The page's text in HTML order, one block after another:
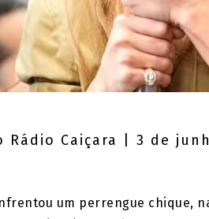
Rádio Caiçara | 3 de
um perrengue chique,